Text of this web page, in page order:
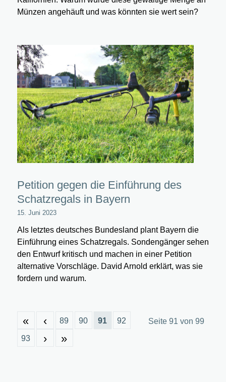
Münzen angehäuft und was könnten sie wert sein?
Petition gegen die Einführung des
Schatzregals in Bayern
15. Juni 2023
Als letztes deutsches Bundesland plant Bayern die
Einführung eines Schatzregals. Sondengänger sehen
den Entwurf kritisch und machen in einer Petition
alternative Vorschläge. David Arnold erklärt, was sie
fordern und warum.
Seite 91 von 99
« ‹ 89 90 91 92
93 › »